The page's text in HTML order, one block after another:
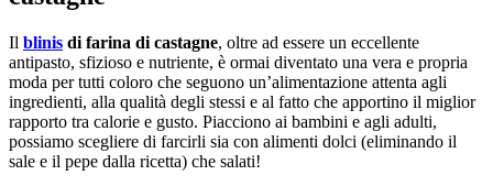
Il blinis di farina di castagne, oltre ad essere un eccellente
antipasto, sfizioso e nutriente, è ormai diventato una vera e propria
moda per tutti coloro che seguono un’alimentazione attenta agli
ingredienti, alla qualità degli stessi e al fatto che apportino il miglior
rapporto tra calorie e gusto. Piacciono ai bambini e agli adulti,
possiamo scegliere di farcirli sia con alimenti dolci (eliminando il
sale e il pepe dalla ricetta) che salati!